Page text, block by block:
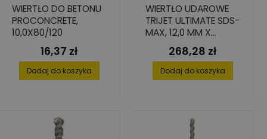
WIERTŁO DO BETONU
PROCONCRETE,
10,0X80/120
Cena
16,37 zł
Dodaj do koszyka
WIERTŁO UDAROWE
TRIJET ULTIMATE SDS-
MAX, 12,0 MM X
200/340 MM
Cena
268,28 zł
Dodaj do koszyka